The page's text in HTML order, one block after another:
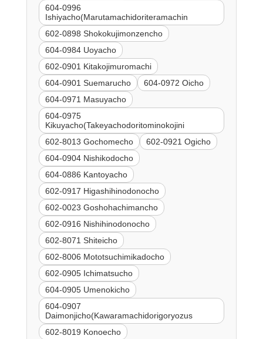
604-0996
Ishiyacho(Marutamachidoriteramachin
602-0898 Shokokujimonzencho
604-0984 Uoyacho
602-0901 Kitakojimuromachi
604-0901 Suemarucho
604-0972 Oicho
604-0971 Masuyacho
604-0975
Kikuyacho(Takeyachodoritominokojini
602-8013 Gochomecho
602-0921 Ogicho
604-0904 Nishikodocho
604-0886 Kantoyacho
602-0917 Higashihinodonocho
602-0023 Goshohachimancho
602-0916 Nishihinodonocho
602-8071 Shiteicho
602-8006 Mototsuchimikadocho
602-0905 Ichimatsucho
604-0905 Umenokicho
604-0907
Daimonjicho(Kawaramachidorigoryozus
602-8019 Konoecho